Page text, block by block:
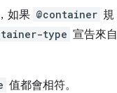
如果 @container 規
type 宣告來自
值都會相符。